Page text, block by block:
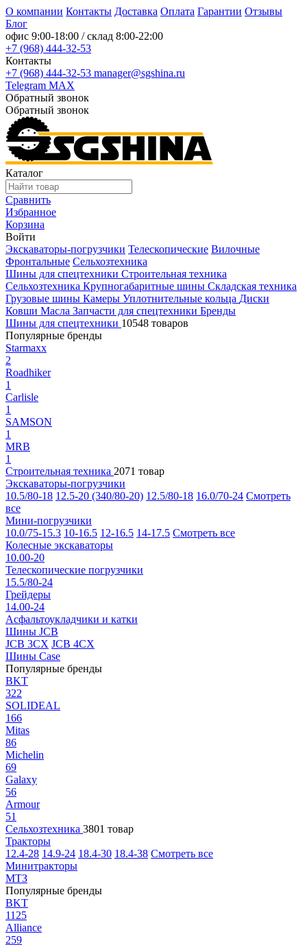
О компании Контакты Доставка Оплата Гарантии Отзывы
Блог
офис 9:00-18:00 / склад 8:00-22:00
+7 (968) 444-32-53
Контакты
+7 (968) 444-32-53 manager@sgshina.ru
Telegram MAX
Обратный звонок
Обратный звонок
Каталог
Сравнить
Избранное
Корзина
Войти
Экскаваторы-погрузчики Телескопические Вилочные
Фронтальные Сельхозтехника
Шины для спецтехники Строительная техника
Сельхозтехника Крупногабаритные шины Складская техника
Грузовые шины Камеры Уплотнительные кольца Диски
Ковши Масла Запчасти для спецтехники Бренды
Шины для спецтехники 10548 товаров
Популярные бренды
Starmaxx
2
Roadhiker
1
Carlisle
1
SAMSON
1
MRB
1
Строительная техника 2071 товар
Экскаваторы-погрузчики
10.5/80-18 12.5-20 (340/80-20) 12.5/80-18 16.0/70-24 Смотреть
все
Мини-погрузчики
10.0/75-15.3 10-16.5 12-16.5 14-17.5 Смотреть все
Колесные экскаваторы
10.00-20
Телескопические погрузчики
15.5/80-24
Грейдеры
14.00-24
Асфальтоукладчики и катки
Шины JCB
JCB 3CX JCB 4CX
Шины Case
Популярные бренды
BKT
322
SOLIDEAL
166
Mitas
86
Michelin
69
Galaxy
56
Armour
51
Сельхозтехника 3801 товар
Тракторы
12.4-28 14.9-24 18.4-30 18.4-38 Смотреть все
Минитракторы
МТЗ
Популярные бренды
BKT
1125
Alliance
259